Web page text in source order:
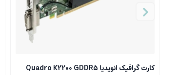
کارت گرافیک انویدیا Quadro K2200 GDDR5